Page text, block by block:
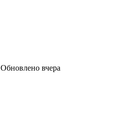
Обновлено вчера